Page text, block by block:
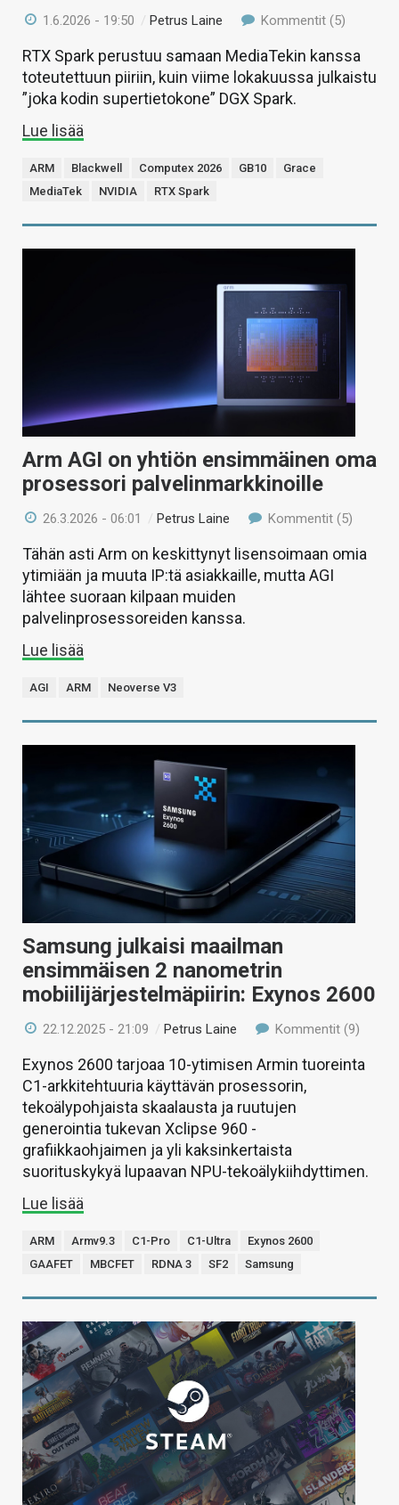
1.6.2026 - 19:50 / Petrus Laine Kommentit (5)
RTX Spark perustuu samaan MediaTekin kanssa
toteutettuun piiriin, kuin viime lokakuussa julkaistu
”joka kodin supertietokone” DGX Spark.
Lue lisää
ARM Blackwell Computex 2026 GB10
Grace
MediaTek
NVIDIA RTX Spark
Arm AGI on yhtiön ensimmäinen oma
prosessori palvelinmarkkinoille
26.3.2026 - 06:01 /Petrus Laine Kommentit (5)
Tähän asti Arm on keskittynyt lisensoimaan omia
ytimiään ja muuta IP:tä asiakkaille, mutta AGI
lähtee suoraan kilpaan muiden
palvelinprosessoreiden kanssa.
Lue lisää
AGI ARM Neoverse V3
Samsung julkaisi maailman
ensimmäisen 2 nanometrin
mobiilijärjestelmäpiirin: Exynos 2600
22.12.2025 - 21:09 /Petrus Laine Kommentit (9)
Exynos 2600 tarjoaa 10-ytimisen Armin tuoreinta
C1-arkkitehtuuria käyttävän prosessorin,
tekoälypohjaista skaalausta ja ruutujen
generointia tukevan Xclipse 960 -
grafiikkaohjaimen ja yli kaksinkertaista
suorituskykyä lupaavan NPU-tekoälykiihdyttimen.
Lue lisää
ARM Armv9.3 C1-Pro C1-Ultra
Exynos 2600
GAAFET
MBCFET RDNA 3 SF2 Samsung